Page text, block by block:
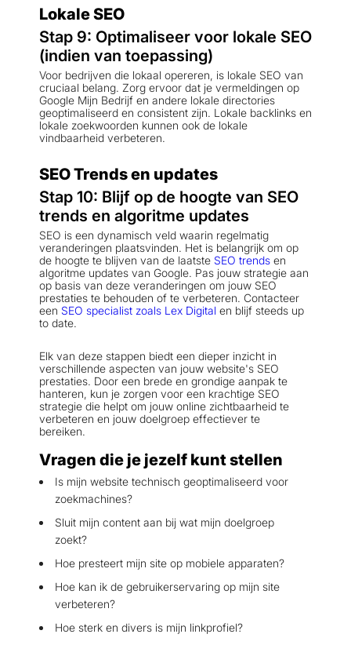
Lokale SEO
Stap 9: Optimaliseer voor lokale SEO
(indien van toepassing)
Voor bedrijven die lokaal opereren, is lokale SEO van
cruciaal belang. Zorg ervoor dat je vermeldingen op
Google Mijn Bedrijf en andere lokale directories
geoptimaliseerd en consistent zijn. Lokale backlinks en
lokale zoekwoorden kunnen ook de lokale
vindbaarheid verbeteren.
SEO Trends en updates
Stap 10: Blijf op de hoogte van SEO
trends en algoritme updates
SEO is een dynamisch veld waarin regelmatig
veranderingen plaatsvinden. Het is belangrijk om op
de hoogte te blijven van de laatste SEO trends en
algoritme updates van Google. Pas jouw strategie aan
op basis van deze veranderingen om jouw SEO
prestaties te behouden of te verbeteren. Contacteer
een SEO specialist zoals Lex Digital en blijf steeds up
to date.
Elk van deze stappen biedt een dieper inzicht in
verschillende aspecten van jouw website's SEO
prestaties. Door een brede en grondige aanpak te
hanteren, kun je zorgen voor een krachtige SEO
strategie die helpt om jouw online zichtbaarheid te
verbeteren en jouw doelgroep effectiever te
bereiken.
Vragen die je jezelf kunt stellen
Is mijn website technisch geoptimaliseerd voor
zoekmachines?
Sluit mijn content aan bij wat mijn doelgroep
zoekt?
Hoe presteert mijn site op mobiele apparaten?
Hoe kan ik de gebruikerservaring op mijn site
verbeteren?
Hoe sterk en divers is mijn linkprofiel?